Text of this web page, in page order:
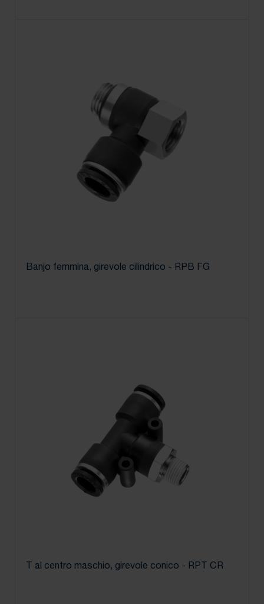
Banjo femmina, girevole cilindrico - RPB FG
T al centro maschio, girevole conico - RPT CR